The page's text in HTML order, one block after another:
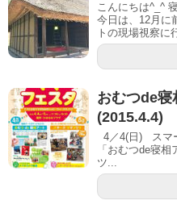
こんにちは^_^
今日は、12月に
トの現場視察に
おむつde寝
(2015.4.4)
4／4(日) ス
「おむつde寝
ツ...